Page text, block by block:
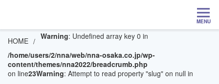
MENU
HOME Warning: Undefined array key 0 in
/home/users/2/nna/web/nna-osaka.co.jp/wp-
content/themes/nna2022/breadcrumb.php
on line23Warning: Attempt to read property "slug" on null in